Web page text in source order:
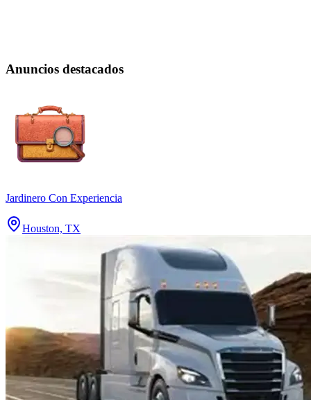
Anuncios destacados
Jardinero Con Experiencia
Houston, TX